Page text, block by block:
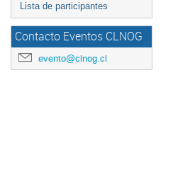
Lista de participantes
Contacto Eventos CLNOG
evento@clnog.cl